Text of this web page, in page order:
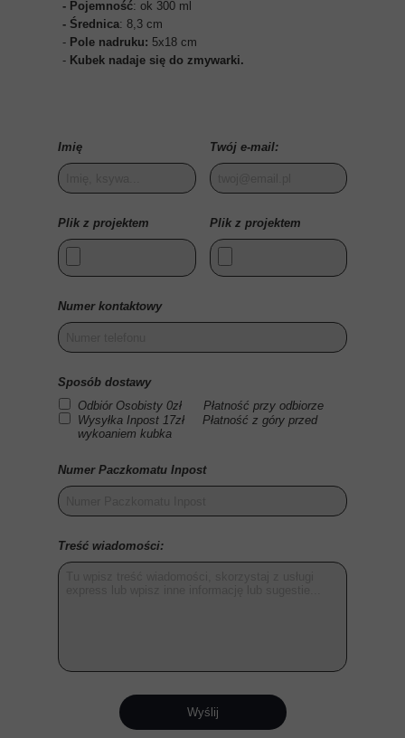
- Pojemność: ok 300 ml
- Średnica: 8,3 cm
- Pole nadruku: 5x18 cm
- Kubek nadaje się do zmywarki.
Imię Twój e-mail:
Plik z projektem Plik z projektem
Numer kontaktowy
Sposób dostawy
Odbiór Osobisty 0zł Płatność przy odbiorze
Wysyłka Inpost 17zł Płatność z góry przed
wykoaniem kubka
Numer Paczkomatu Inpost
Treść wiadomości:
Wyślij